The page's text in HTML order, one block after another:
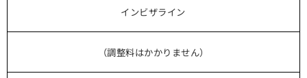
インビザライン
（調整料はかかりません）